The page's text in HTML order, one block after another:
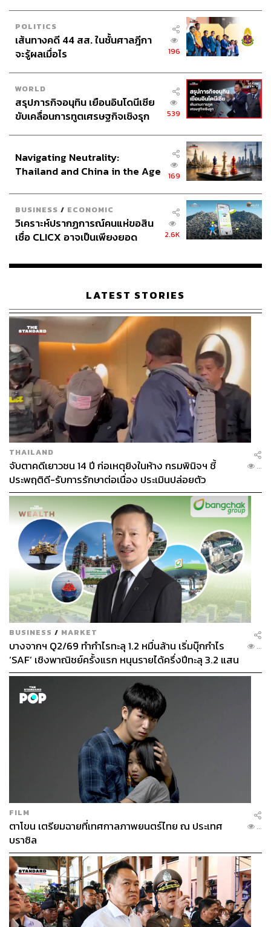
POLITICS
เส้นทางคดี 44 สส. ในชั้นศาลฎีกา
จะรู้ผลเมื่อไร
196
WORLD
สรุปภารกิจอนุทิน เยือนอินโดนีเซีย
ขับเคลื่อนการทูตเศรษฐกิจเชิงรุก
539
Navigating Neutrality:
Thailand and China in the Age
169
BUSINESS / ECONOMIC
วิเคราะห์ปรากฏการณ์คนแห่ขอสิน
เชื่อ CLICX อาจเป็นเพียงยอด
เรือนไทยที่ถูกซุกไว้
2.6K
LATEST STORIES
THAILAND
จับตาคดีเยาวชน 14 ปี ก่อเหตุยิงในห้าง กรมพินิจฯ ชี้
ประพฤติดี-รับการรักษาต่อเนื่อง ประเมินปล่อยตัว
...
BUSINESS / MARKET
บางจากฯ Q2/69 ทำกำไรทะลุ 1.2 หมื่นล้าน เริ่มบุ๊กกำไร
‘SAF’ เชิงพาณิชย์ครั้งแรก หนุนรายได้ครึ่งปีทะลุ 3.2 แสน
ล้าน
...
FILM
ตาโขน เตรียมฉายที่เทศกาลภาพยนตร์ไทย ณ ประเทศ
บราซิล
...